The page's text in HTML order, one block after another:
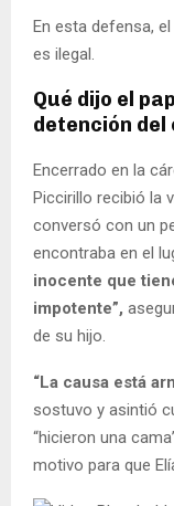
En esta defensa,
es ilegal.
Qué dijo el
detención del
Encerrado en la
Piccirillo recibió la
conversó con un
encontraba en el
inocente que
impotente”,
de su hijo.
“La causa está
sostuvo y asintió
“hicieron una
motivo para que